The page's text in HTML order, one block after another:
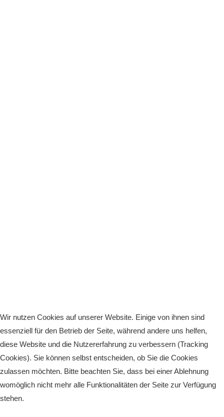
Wir nutzen Cookies auf unserer Website. Einige von ihnen sind
essenziell für den Betrieb der Seite, während andere uns helfen,
diese Website und die Nutzererfahrung zu verbessern (Tracking
Cookies). Sie können selbst entscheiden, ob Sie die Cookies
zulassen möchten. Bitte beachten Sie, dass bei einer Ablehnung
womöglich nicht mehr alle Funktionalitäten der Seite zur Verfügung
stehen.